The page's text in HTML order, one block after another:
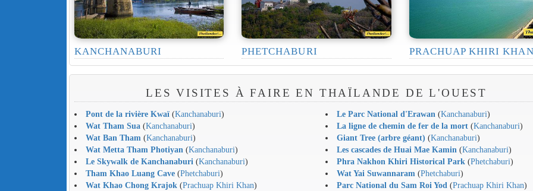
KANCHANABURI PHETCHABURI PRACHUAP KHIRI KHAN
LES VISITES À FAIRE EN THAÏLANDE DE L'OUEST
Pont de la rivière Kwaï(Kanchanaburi) Le Parc National d'Erawan (Kanchanaburi)
Wat Tham Sua(Kanchanaburi) La ligne de chemin de fer de la mort (Kanchanaburi)
Wat Ban Tham (Kanchanaburi) Giant Tree (arbre géant) (Kanchanaburi)
Wat Metta Tham Photiyan (Kanchanaburi) Les cascades de Huai Mae Kamin (Kanchanaburi)
Le Skywalk de Kanchanaburi (Kanchanaburi) Phra Nakhon Khiri Historical Park (Phetchaburi)
Tham Khao Luang Cave(Phetchaburi) Wat Yai Suwannaram (Phetchaburi)
Wat Khao Chong Krajok(Prachuap Khiri Khan) Parc National du Sam Roi Yod (Prachuap Khiri Khan)